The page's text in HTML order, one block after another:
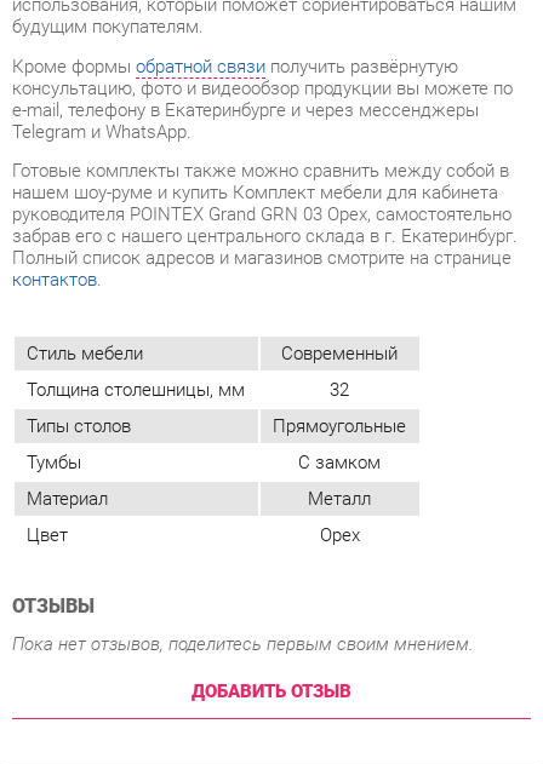
Готовые комплекты также можно сравнить между собой в
нашем шоу-руме и купить Комплект мебели для кабинета
руководителя POINTEX Grand GRN 03 Орех, самостоятельно
забрав его с нашего центрального склада в г. Екатеринбург.
Полный список адресов и магазинов смотрите на странице
контактов.
Стиль мебели
Современный
Толщина столешницы, мм
32
Типы столов
Прямоугольные
Тумбы
Цвет Орех
ОТЗЫВЫ
Пока нет отзывов, поделитесь первым своим мнением.
ДОБАВИТЬ ОТЗЫВ